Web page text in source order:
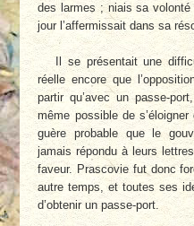
des larmes ; niais sa volonté
jour l’affermissait dans sa
Il se présentait une
réelle encore que
partir qu’avec un passe-
même possible de
guère probable que le
jamais répondu à leurs
faveur. Prascovie fut donc
autre temps, et toutes ses
d’obtenir un passe-port.